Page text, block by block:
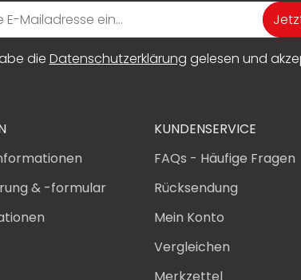
die Datenschutzerklärung gelesen und
& -formular
KUNDENSERVICE
FAQs - Häufige Fragen
Rücksendung
Mein Konto
Vergleichen